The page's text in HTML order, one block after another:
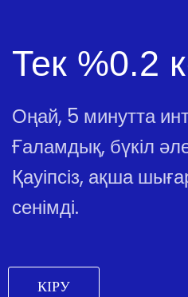
Тек %0.2
Оңай, 5 минутта
Ғаламдық, бүкіл
Қауіпсіз, ақша
сенімді.
КІРУ